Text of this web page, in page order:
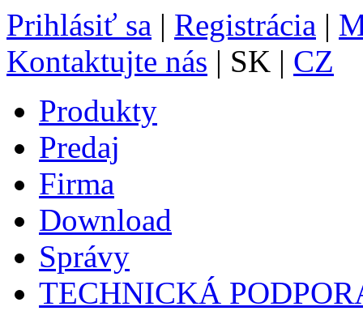
Prihlásiť sa | Registrácia |
Kontaktujte nás | SK | CZ
Produkty
Predaj
Firma
Download
Správy
TECHNICKÁ